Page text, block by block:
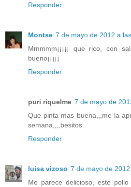
Responder
Montse 7 de mayo de 2012 a
Mmmmm¡¡¡¡¡ que rico, con
bueno¡¡¡¡¡
Responder
puri riquelme 7 de mayo de
Que pinta mas buena,,,me la
semana,,,,besitos.
Responder
luisa vizoso 7 de mayo de 2012
Me parece delicioso, este